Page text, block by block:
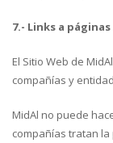
7.- Links a
El Sitio Web de
compañías y
MidAl no puede
compañías tratan